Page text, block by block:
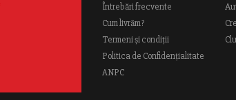
Întrebări frecvente
Cum livrăm?
Termeni și condiții
Politica de Confidențialitate
ANPC